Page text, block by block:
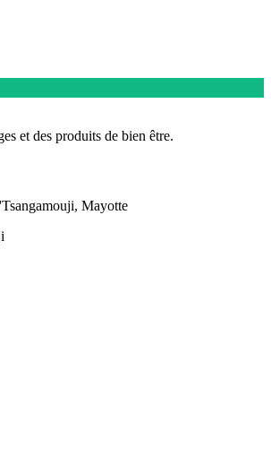
et des produits de bien être.
Mayotte